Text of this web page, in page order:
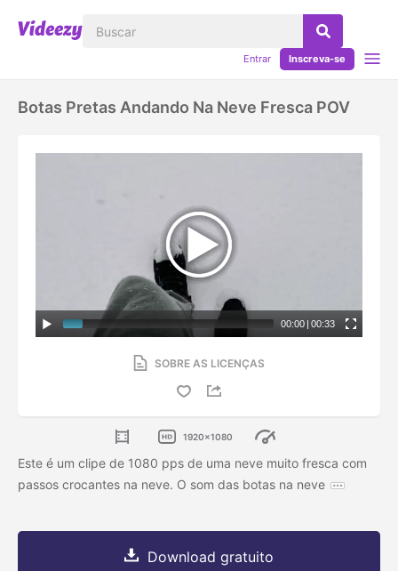
Entrar Inscreva-se
Botas Pretas Andando Na Neve Fresca POV
00:00 | 00:33
SOBRE AS LICENÇAS
1920x1080
Este é um clipe de 1080 pps de uma neve muito fresca com
passos crocantes na neve. O som das botas na neve
Download gratuito